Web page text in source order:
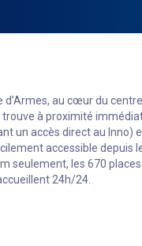
d’Armes, au cœur du
à proximité
un accès direct au Inno)
accessible depuis
seulement, les 670
24h/24.
12 bornes de recharge